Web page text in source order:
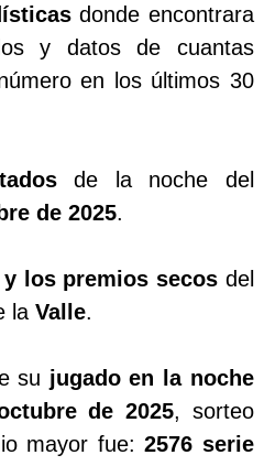
donde encontrara
y datos de cuantas
en los últimos 30
de la noche del
de 2025.
los premios secosdel
la Valle.
su jugado en la noche
de 2025, sorteo
mayor fue:2576 serie